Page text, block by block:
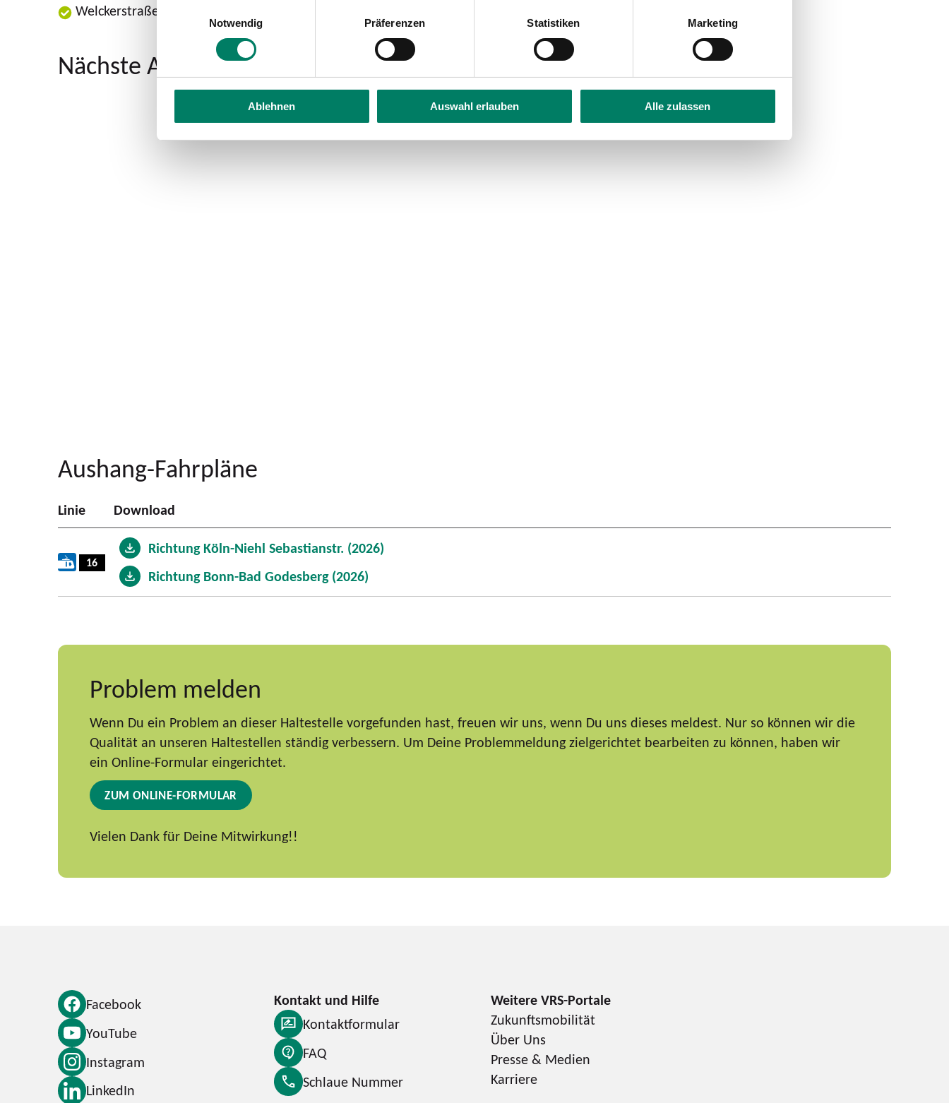
Einwilligungsauswahl
Notwendig
Präferenzen Statistiken Marketing
Ablehnen Auswahl erlauben Alle zulassen
Welckerstraße zu Unterführung Haus der Geschichte
Nächste Abfahrten ab Heussallee/Museumsmeile
Aushang-Fahrpläne
Linie Download
16
Richtung Köln-Niehl Sebastianstr. (2026)
Richtung Bonn-Bad Godesberg (2026)
Problem melden
Wenn Du ein Problem an dieser Haltestelle vorgefunden hast, freuen wir uns, wenn Du uns dieses meldest. Nur so können wir die
Qualität an unseren Haltestellen ständig verbessern. Um Deine Problemmeldung zielgerichtet bearbeiten zu können, haben wir
ein Online-Formular eingerichtet.
ZUM ONLINE-FORMULAR
Vielen Dank für Deine Mitwirkung!!
Facebook
YouTube
Instagram
LinkedIn
Kontaktformular
FAQ
Schlaue Nummer
Zukunftsmobilität
Über Uns
Presse & Medien
Karriere